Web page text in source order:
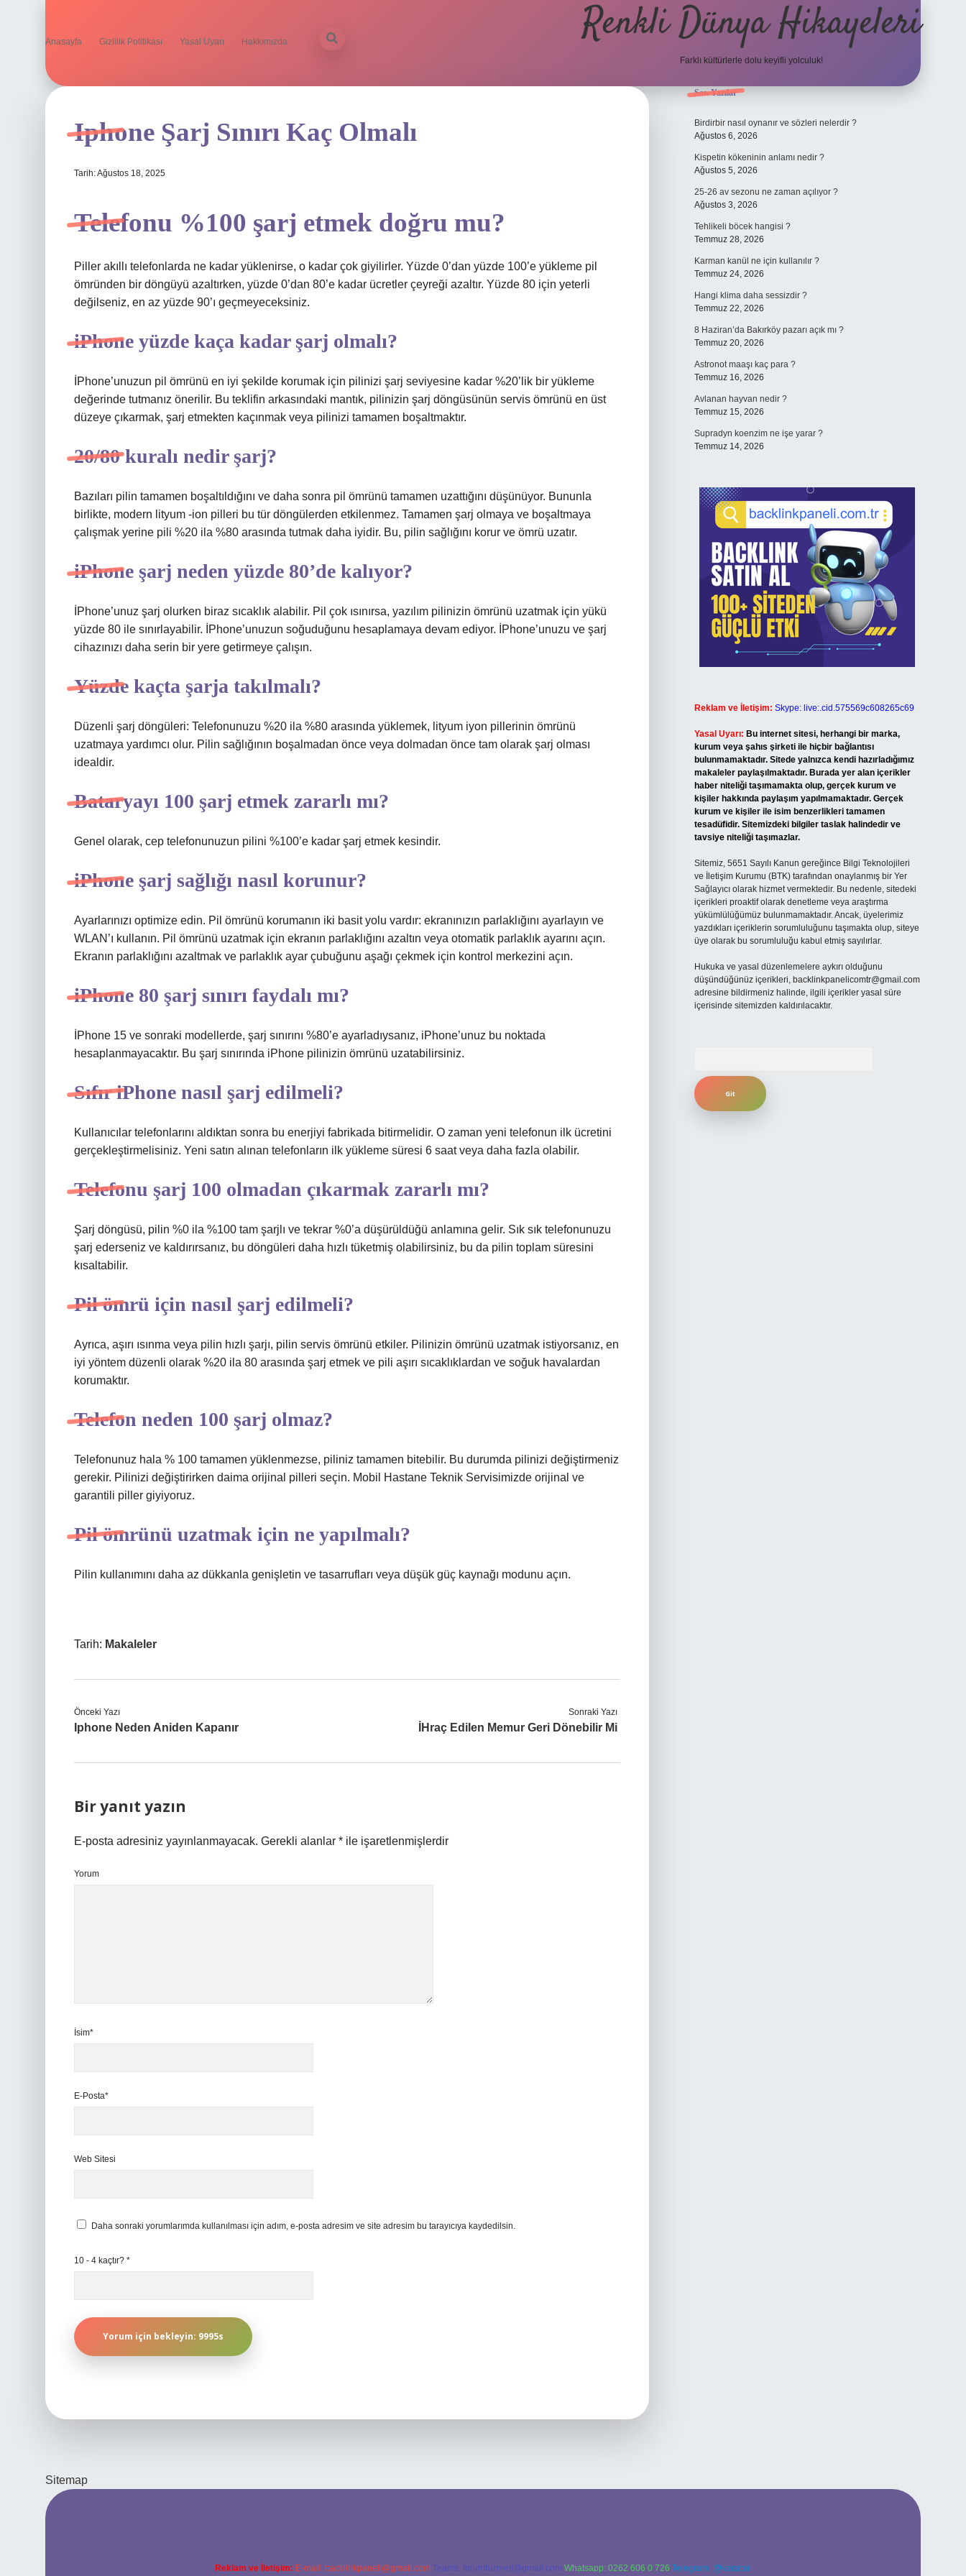
Anasayfa Gizlilik Politikası Yasal Uyarı Hakkımızda Renkli Dünya Hikayeleri
Farklı kültürlerle dolu keyifli yolculuk!
Iphone Şarj Sınırı Kaç Olmalı
Tarih: Ağustos 18, 2025
Telefonu %100 şarj etmek doğru mu?
Piller akıllı telefonlarda ne kadar yüklenirse, o kadar çok giyilirler. Yüzde 0’dan yüzde 100’e yükleme pil
ömründen bir döngüyü azaltırken, yüzde 0’dan 80’e kadar ücretler çeyreği azaltır. Yüzde 80 için yeterli
değilseniz, en az yüzde 90’ı geçmeyeceksiniz.
iPhone yüzde kaça kadar şarj olmalı?
İPhone’unuzun pil ömrünü en iyi şekilde korumak için pilinizi şarj seviyesine kadar %20’lik bir yükleme
değerinde tutmanız önerilir. Bu teklifin arkasındaki mantık, pilinizin şarj döngüsünün servis ömrünü en üst
düzeye çıkarmak, şarj etmekten kaçınmak veya pilinizi tamamen boşaltmaktır.
20/80 kuralı nedir şarj?
Bazıları pilin tamamen boşaltıldığını ve daha sonra pil ömrünü tamamen uzattığını düşünüyor. Bununla
birlikte, modern lityum -ion pilleri bu tür döngülerden etkilenmez. Tamamen şarj olmaya ve boşaltmaya
çalışmak yerine pili %20 ila %80 arasında tutmak daha iyidir. Bu, pilin sağlığını korur ve ömrü uzatır.
iPhone şarj neden yüzde 80’de kalıyor?
İPhone’unuz şarj olurken biraz sıcaklık alabilir. Pil çok ısınırsa, yazılım pilinizin ömrünü uzatmak için yükü
yüzde 80 ile sınırlayabilir. İPhone’unuzun soğuduğunu hesaplamaya devam ediyor. İPhone’unuzu ve şarj
cihazınızı daha serin bir yere getirmeye çalışın.
Yüzde kaçta şarja takılmalı?
Düzenli şarj döngüleri: Telefonunuzu %20 ila %80 arasında yüklemek, lityum iyon pillerinin ömrünü
uzatmaya yardımcı olur. Pilin sağlığının boşalmadan önce veya dolmadan önce tam olarak şarj olması
idealdir.
Bataryayı 100 şarj etmek zararlı mı?
Genel olarak, cep telefonunuzun pilini %100’e kadar şarj etmek kesindir.
iPhone şarj sağlığı nasıl korunur?
Ayarlarınızı optimize edin. Pil ömrünü korumanın iki basit yolu vardır: ekranınızın parlaklığını ayarlayın ve
WLAN’ı kullanın. Pil ömrünü uzatmak için ekranın parlaklığını azaltın veya otomatik parlaklık ayarını açın.
Ekranın parlaklığını azaltmak ve parlaklık ayar çubuğunu aşağı çekmek için kontrol merkezini açın.
iPhone 80 şarj sınırı faydalı mı?
İPhone 15 ve sonraki modellerde, şarj sınırını %80’e ayarladıysanız, iPhone’unuz bu noktada
hesaplanmayacaktır. Bu şarj sınırında iPhone pilinizin ömrünü uzatabilirsiniz.
Sıfır iPhone nasıl şarj edilmeli?
Kullanıcılar telefonlarını aldıktan sonra bu enerjiyi fabrikada bitirmelidir. O zaman yeni telefonun ilk ücretini
gerçekleştirmelisiniz. Yeni satın alınan telefonların ilk yükleme süresi 6 saat veya daha fazla olabilir.
Telefonu şarj 100 olmadan çıkarmak zararlı mı?
Şarj döngüsü, pilin %0 ila %100 tam şarjlı ve tekrar %0’a düşürüldüğü anlamına gelir. Sık sık telefonunuzu
şarj ederseniz ve kaldırırsanız, bu döngüleri daha hızlı tüketmiş olabilirsiniz, bu da pilin toplam süresini
kısaltabilir.
Pil ömrü için nasıl şarj edilmeli?
Ayrıca, aşırı ısınma veya pilin hızlı şarjı, pilin servis ömrünü etkiler. Pilinizin ömrünü uzatmak istiyorsanız, en
iyi yöntem düzenli olarak %20 ila 80 arasında şarj etmek ve pili aşırı sıcaklıklardan ve soğuk havalardan
korumaktır.
Telefon neden 100 şarj olmaz?
Telefonunuz hala % 100 tamamen yüklenmezse, piliniz tamamen bitebilir. Bu durumda pilinizi değiştirmeniz
gerekir. Pilinizi değiştirirken daima orijinal pilleri seçin. Mobil Hastane Teknik Servisimizde orijinal ve
garantili piller giyiyoruz.
Pil ömrünü uzatmak için ne yapılmalı?
Pilin kullanımını daha az dükkanla genişletin ve tasarrufları veya düşük güç kaynağı modunu açın.
Tarih: Makaleler
Önceki Yazı
Iphone Neden Aniden Kapanır
Sonraki Yazı
İHraç Edilen Memur Geri Dönebilir Mi
Bir yanıt yazın
E-posta adresiniz yayınlanmayacak. Gerekli alanlar * ile işaretlenmişlerdir
Yorum
İsim*
E-Posta*
Web Sitesi
Daha sonraki yorumlarımda kullanılması için adım, e-posta adresim ve site adresim bu tarayıcıya kaydedilsin.
10 - 4 kaçtır? *
Sitemap
Sidebar
Son Yazılar
Birdirbir nasıl oynanır ve sözleri nelerdir ?
Ağustos 6, 2026
Kispetin kökeninin anlamı nedir ?
Ağustos 5, 2026
25-26 av sezonu ne zaman açılıyor ?
Ağustos 3, 2026
Tehlikeli böcek hangisi ?
Temmuz 28, 2026
Karman kanül ne için kullanılır ?
Temmuz 24, 2026
Hangi klima daha sessizdir ?
Temmuz 22, 2026
8 Haziran’da Bakırköy pazarı açık mı ?
Temmuz 20, 2026
Astronot maaşı kaç para ?
Temmuz 16, 2026
Avlanan hayvan nedir ?
Temmuz 15, 2026
Supradyn koenzim ne işe yarar ?
Temmuz 14, 2026
Reklam ve İletişim: Skype: live:.cid.575569c608265c69
Yasal Uyarı: Bu internet sitesi, herhangi bir marka,
kurum veya şahıs şirketi ile hiçbir bağlantısı
bulunmamaktadır. Sitede yalnızca kendi hazırladığımız
makaleler paylaşılmaktadır. Burada yer alan içerikler
haber niteliği taşımamakta olup, gerçek kurum ve
kişiler hakkında paylaşım yapılmamaktadır. Gerçek
kurum ve kişiler ile isim benzerlikleri tamamen
tesadüfidir. Sitemizdeki bilgiler taslak halindedir ve
tavsiye niteliği taşımazlar.
Sitemiz, 5651 Sayılı Kanun gereğince Bilgi Teknolojileri
ve İletişim Kurumu (BTK) tarafından onaylanmış bir Yer
Sağlayıcı olarak hizmet vermektedir. Bu nedenle, sitedeki
içerikleri proaktif olarak denetleme veya araştırma
yükümlülüğümüz bulunmamaktadır. Ancak, üyelerimiz
yazdıkları içeriklerin sorumluluğunu taşımakta olup, siteye
üye olarak bu sorumluluğu kabul etmiş sayılırlar.
Hukuka ve yasal düzenlemelere aykırı olduğunu
düşündüğünüz içerikleri, backlinkpanelicomtr@gmail.com
adresine bildirmeniz halinde, ilgili içerikler yasal süre
içerisinde sitemizden kaldırılacaktır.
ilbet mobil giriş
Reklam ve İletişim: E-mail: backlinkpaneli@gmail.com Teams: forumhizmeti@gmail.com Whatsapp: 0262 606 0 726 Telegram: @karabul